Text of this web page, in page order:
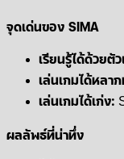
จุดเด่นของ SIMA
เรียนรู้ได้ด้วยตัว
เล่นเกมได้หลา
เล่นเกมได้เก่ง:
ผลลัพธ์ที่น่าทึ่ง